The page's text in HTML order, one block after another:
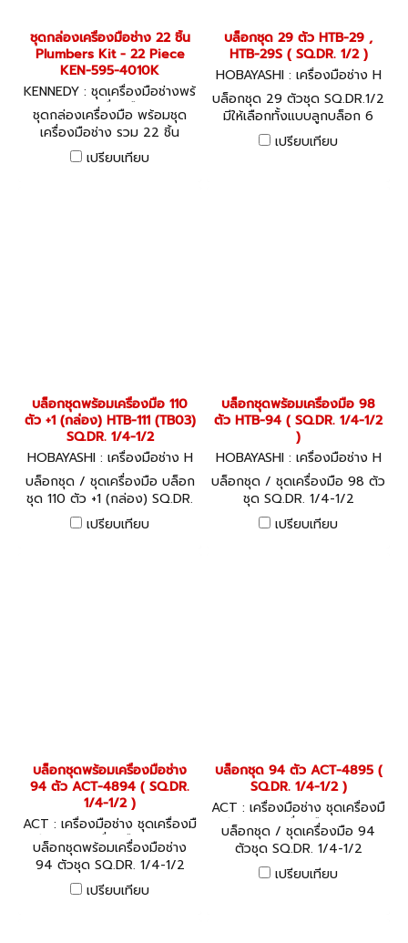
ชุดกล่องเครื่องมือช่าง 22 ชิ้น
Plumbers Kit - 22 Piece
KEN-595-4010K
KENNEDY : ชุดเครื่องมือช่างพร้
อมเครื่องมือ
ชุดกล่องเครื่องมือ พร้อมชุด
เครื่องมือช่าง รวม 22 ชิ้น
KENNEDY Plumbers Kit - 22
Piece
เปรียบเทียบ
บล็อกชุด 29 ตัว HTB-29 ,
HTB-29S ( SQ.DR. 1/2 )
HOBAYASHI : เครื่องมือช่าง H
TB-29 , HTB-29S
บล็อกชุด 29 ตัวชุด SQ.DR.1/2
มีให้เลือกทั้งแบบลูกบล็อก 6
เหลี่ยม และ ลูกบล็อก 12 เหลี่ยม
เปรียบเทียบ
บล็อกชุดพร้อมเครื่องมือ 110
ตัว +1 (กล่อง) HTB-111 (TB03)
SQ.DR. 1/4-1/2
HOBAYASHI : เครื่องมือช่าง H
TB-111
บล็อกชุด / ชุดเครื่องมือ บล็อก
ชุด 110 ตัว +1 (กล่อง) SQ.DR.
1/4-1/2
เปรียบเทียบ
บล็อกชุดพร้อมเครื่องมือ 98
ตัว HTB-94 ( SQ.DR. 1/4-1/2
)
HOBAYASHI : เครื่องมือช่าง H
TB-94
บล็อกชุด / ชุดเครื่องมือ 98 ตัว
ชุด SQ.DR. 1/4-1/2
เปรียบเทียบ
บล็อกชุดพร้อมเครื่องมือช่าง
94 ตัว ACT-4894 ( SQ.DR.
1/4-1/2 )
ACT : เครื่องมือช่าง ชุดเครื่องมื
อช่างพร้อมเครื่องมือ ACT-48
94
บล็อกชุดพร้อมเครื่องมือช่าง
94 ตัวชุด SQ.DR. 1/4-1/2
เปรียบเทียบ
บล็อกชุด 94 ตัว ACT-4895 (
SQ.DR. 1/4-1/2 )
ACT : เครื่องมือช่าง ชุดเครื่องมื
อช่างพร้อมเครื่องมือ ACT-48
95
บล็อกชุด / ชุดเครื่องมือ 94
ตัวชุด SQ.DR. 1/4-1/2
เปรียบเทียบ